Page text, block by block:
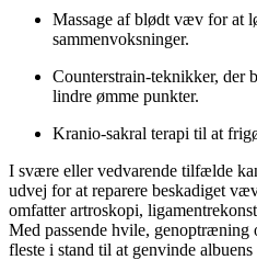
Massage af blødt væv for at
sammenvoksninger.
Counterstrain-teknikker, der
lindre ømme punkter.
Kranio-sakral terapi til at
I svære eller vedvarende tilfælde
udvej for at reparere beskadiget
omfatter artroskopi,
Med passende hvile,
fleste i stand til at genvinde